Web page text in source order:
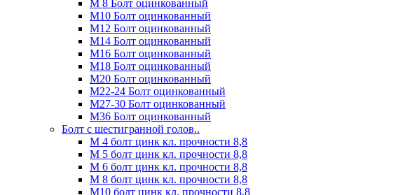
М 8 Болт оцинкованный
М10 Болт оцинкованный
М12 Болт оцинкованный
М14 Болт оцинкованный
М16 Болт оцинкованный
М18 Болт оцинкованный
М20 Болт оцинкованный
М22-24 Болт оцинкованный
М27-30 Болт оцинкованный
М36 Болт оцинкованный
Болт с шестигранной голов..
М 4 болт цинк кл. прочности 8,8
М 5 болт цинк кл. прочности 8,8
М 6 болт цинк кл. прочности 8,8
М 8 болт цинк кл. прочности 8,8
М10 болт цинк кл. прочности 8,8